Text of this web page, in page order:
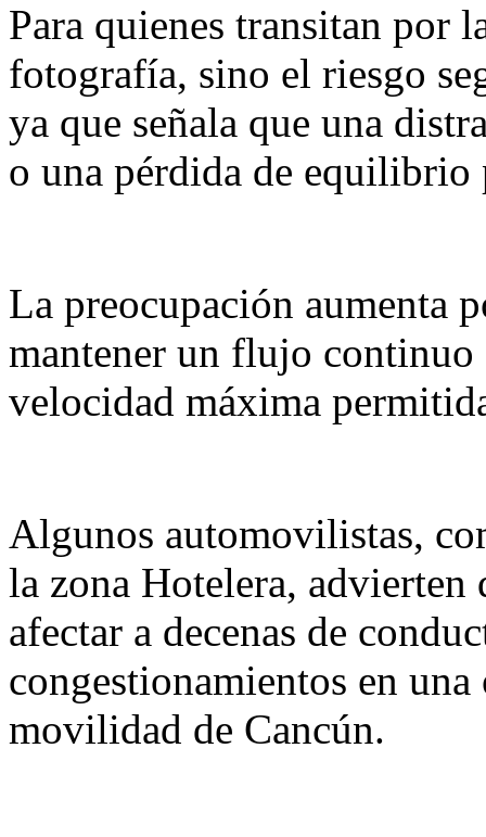
Para quienes transitan por
fotografía, sino el riesgo
ya que señala que una
o una pérdida de equilibrio
La preocupación aumenta
mantener un flujo
velocidad máxima
Algunos automovilistas,
la zona Hotelera,
afectar a decenas de
congestionamientos en
movilidad de Cancún.